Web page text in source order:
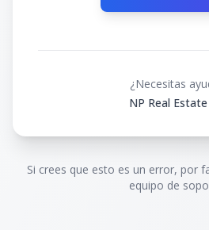
¿Necesitas
NP Real
Si crees que esto es un error, por
equipo de